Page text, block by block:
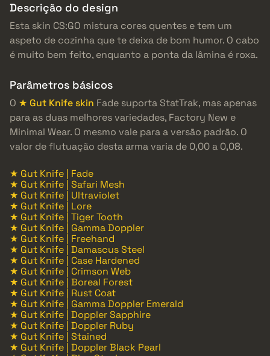
Descrição do design
Esta skin CS:GO mistura cores quentes e tem um
aspeto de cozinha que te deixa de bom humor. O cabo
é muito bem feito, enquanto a ponta da lâmina é roxa.
Parâmetros básicos
O ★ Gut Knife skin Fade suporta StatTrak, mas apenas
para as duas melhores variedades, Factory New e
Minimal Wear. O mesmo vale para a versão padrão. O
valor de flutuação desta arma varia de 0,00 a 0,08.
★ Gut Knife | Fade
★ Gut Knife | Safari Mesh
★ Gut Knife | Ultraviolet
★ Gut Knife | Lore
★ Gut Knife | Tiger Tooth
★ Gut Knife | Gamma Doppler
★ Gut Knife | Freehand
★ Gut Knife | Damascus Steel
★ Gut Knife | Case Hardened
★ Gut Knife | Crimson Web
★ Gut Knife | Boreal Forest
★ Gut Knife | Rust Coat
★ Gut Knife | Gamma Doppler Emerald
★ Gut Knife | Doppler Sapphire
★ Gut Knife | Doppler Ruby
★ Gut Knife | Stained
★ Gut Knife | Doppler Black Pearl